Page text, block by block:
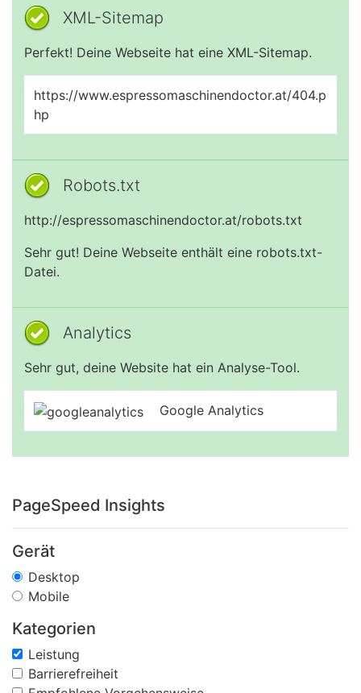
XML-Sitemap
Perfekt! Deine Webseite hat eine XML-Sitemap.
https://www.espressomaschinendoctor.at/404.p
hp
Robots.txt
http://espressomaschinendoctor.at/robots.txt
Sehr gut! Deine Webseite enthält eine robots.txt-
Datei.
Analytics
Sehr gut, deine Website hat ein Analyse-Tool.
Google Analytics
PageSpeed Insights
Gerät
Desktop
Mobile
Kategorien
Leistung
Barrierefreiheit